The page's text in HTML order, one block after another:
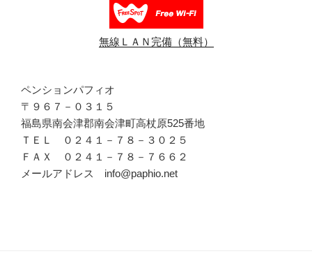
無線ＬＡＮ完備（無料）
ペンションパフィオ
〒９６７－０３１５
福島県南会津郡南会津町高杖原525番地
ＴＥＬ ０２４１－７８－３０２５
ＦＡＸ ０２４１－７８－７６６２
メールアドレス info@paphio.net